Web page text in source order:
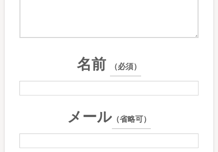
名前 （必須）
メール （省略可）